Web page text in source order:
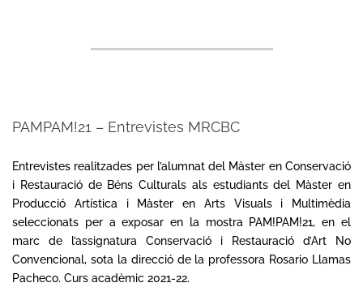
PAMPAM!21 – Entrevistes MRCBC
06-
22
Entrevistes realitzades per l’alumnat del Màster en Conservació
i Restauració de Béns Culturals als estudiants del Màster en
Producció Artística i Màster en Arts Visuals i Multimèdia
seleccionats per a exposar en la mostra PAM!PAM!21, en el
marc de l’assignatura Conservació i Restauració d’Art No
Convencional, sota la direcció de la professora Rosario Llamas
Pacheco. Curs acadèmic 2021-22.